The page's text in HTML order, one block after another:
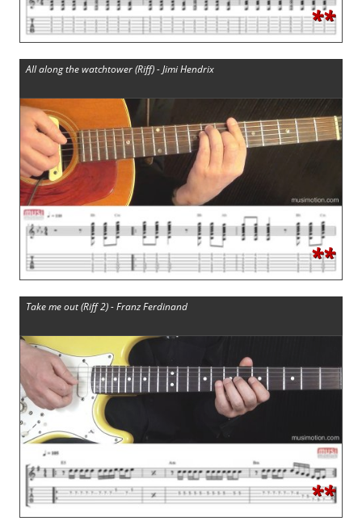
**
All along the watchtower (Riff) - Jimi Hendrix
**
Take me out (Riff 2) - Franz Ferdinand
**